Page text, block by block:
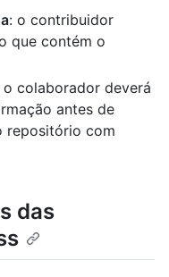
: o contribuidor
que contém o
o colaborador deverá
antes de
repositório com
das